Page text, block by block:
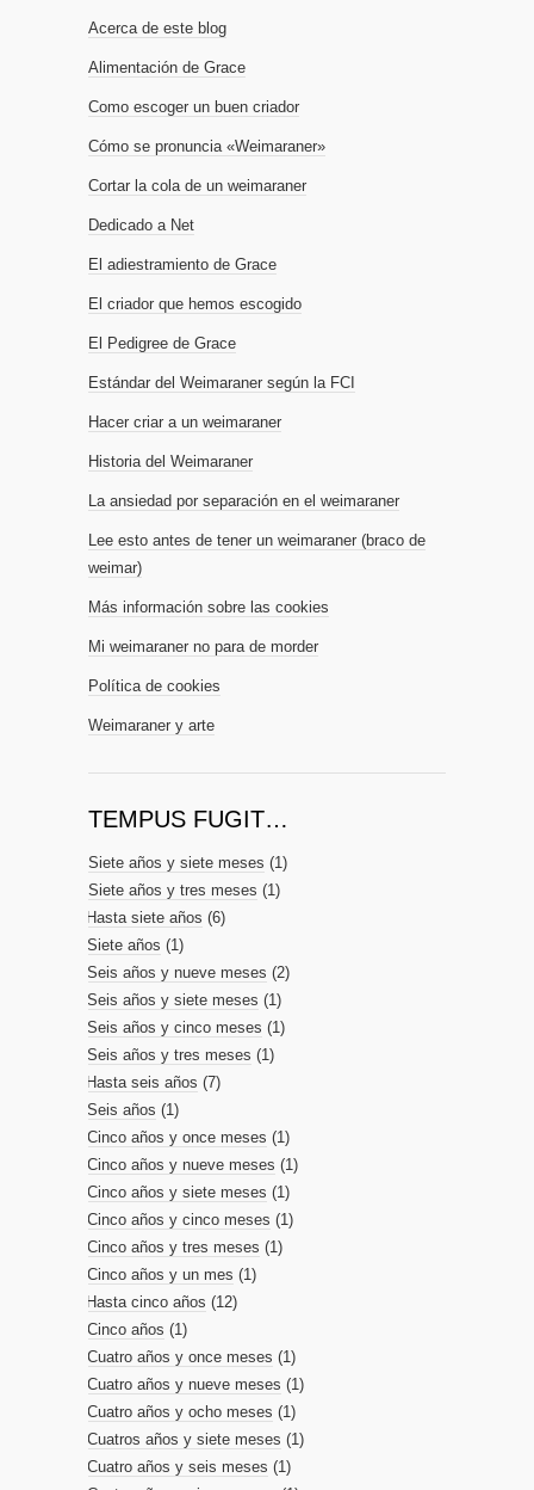
Acerca de este blog
Alimentación de Grace
Como escoger un buen criador
Cómo se pronuncia «Weimaraner»
Cortar la cola de un weimaraner
Dedicado a Net
El adiestramiento de Grace
El criador que hemos escogido
El Pedigree de Grace
Estándar del Weimaraner según la FCI
Hacer criar a un weimaraner
Historia del Weimaraner
La ansiedad por separación en el weimaraner
Lee esto antes de tener un weimaraner (braco de
weimar)
Más información sobre las cookies
Mi weimaraner no para de morder
Política de cookies
Weimaraner y arte
TEMPUS FUGIT…
Siete años y siete meses (1)
Siete años y tres meses (1)
Hasta siete años (6)
Siete años (1)
Seis años y nueve meses (2)
Seis años y siete meses (1)
Seis años y cinco meses (1)
Seis años y tres meses (1)
Hasta seis años (7)
Seis años (1)
Cinco años y once meses (1)
Cinco años y nueve meses (1)
Cinco años y siete meses (1)
Cinco años y cinco meses (1)
Cinco años y tres meses (1)
Cinco años y un mes (1)
Hasta cinco años (12)
Cinco años (1)
Cuatro años y once meses (1)
Cuatro años y nueve meses (1)
Cuatro años y ocho meses (1)
Cuatros años y siete meses (1)
Cuatro años y seis meses (1)